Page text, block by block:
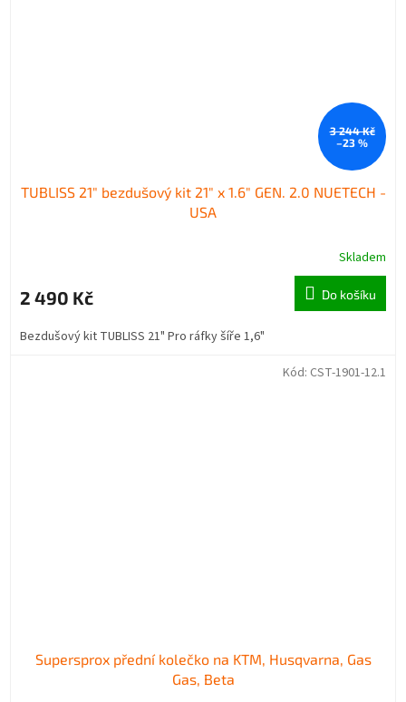
3 244 Kč
–23 %
TUBLISS 21" bezdušový kit 21" x 1.6" GEN. 2.0 NUETECH -
USA
Skladem
2 490 Kč Do košíku
Bezdušový kit TUBLISS 21" Pro ráfky šíře 1,6"
Supersprox přední kolečko na KTM, Husqvarna, Gas
Gas, Beta
Kód: CST-1901-12.1